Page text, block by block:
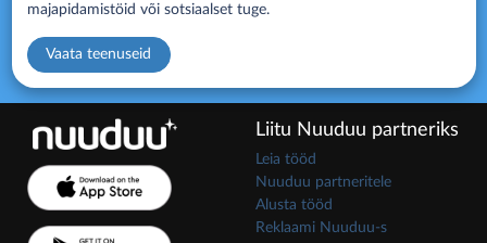
majapidamistöid või sotsiaalset tuge.
Vaata teenuseid
Liitu Nuuduu partneriks
Leia tööd
Nuuduu partneritele
Alusta tööd
Reklaami Nuuduu-s